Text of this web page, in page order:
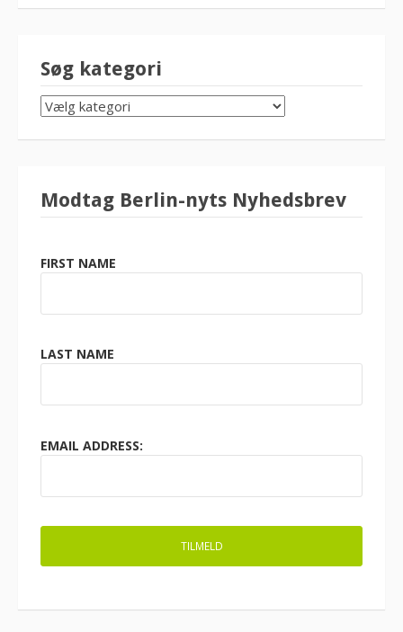
Søg kategori
SØG
KATEGORI
Modtag Berlin-nyts Nyhedsbrev
FIRST NAME
LAST NAME
EMAIL ADDRESS: